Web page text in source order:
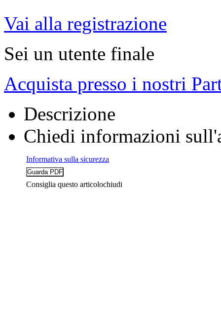
Vai alla registrazione
Sei un utente finale
Acquista presso i nostri
Descrizione
Chiedi informazioni
Informativa sulla sicurezza
Consiglia questo articolochiudi